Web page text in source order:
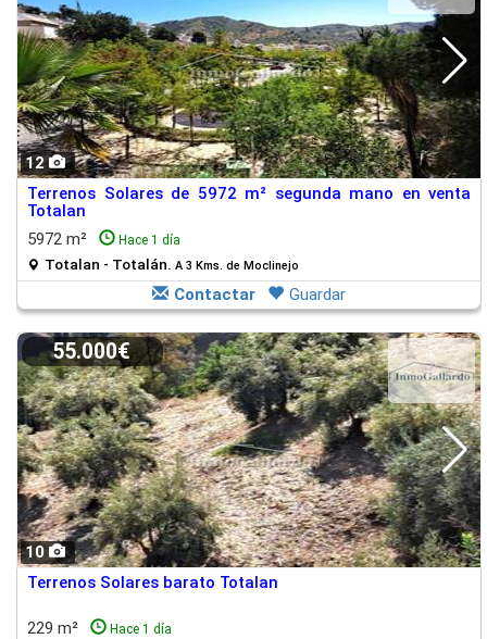
12
Terrenos Solares de 5972 m² segunda mano en venta
Totalan
5972 m²
Hace 1 día
Totalan - Totalán. A 3 Kms. de Moclinejo
Contactar Guardar
10
55.000€
Terrenos Solares barato Totalan
229 m² Hace 1 día